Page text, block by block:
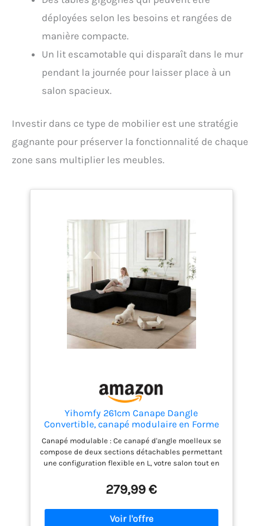
déployées selon les besoins et rangées de
manière compacte.
Un lit escamotable qui disparaît dans le mur
pendant la journée pour laisser place à un
salon spacieux.
Investir dans ce type de mobilier est une stratégie
gagnante pour préserver la fonctionnalité de chaque
zone sans multiplier les meubles.
Yihomfy 261cm Canape Dangle
Convertible, canapé modulaire en Forme
de L,canapé Convertible 3 Places avec
méridienne, canapé d'angle Convertible
pour Salon - Aucun Montage
nécessaire,Noir
Canapé modulable : Ce canapé d'angle moelleux se
compose de deux sections détachables permettant
une configuration flexible en L, votre salon tout en
une structure modulaire.Chaque module est moulé
individuellement et peut être séparé ou combiné à
volonté, s'adaptant facilement aux variations
d'espace.Que vous disposiez d'un appartement
279,99 €